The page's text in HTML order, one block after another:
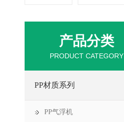
产品分类
PRODUCT CATEGORY
PP材质系列
PP气浮机